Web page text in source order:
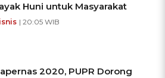
Huni untuk Masyarakat
| 20:05 WIB
2020, PUPR Dorong